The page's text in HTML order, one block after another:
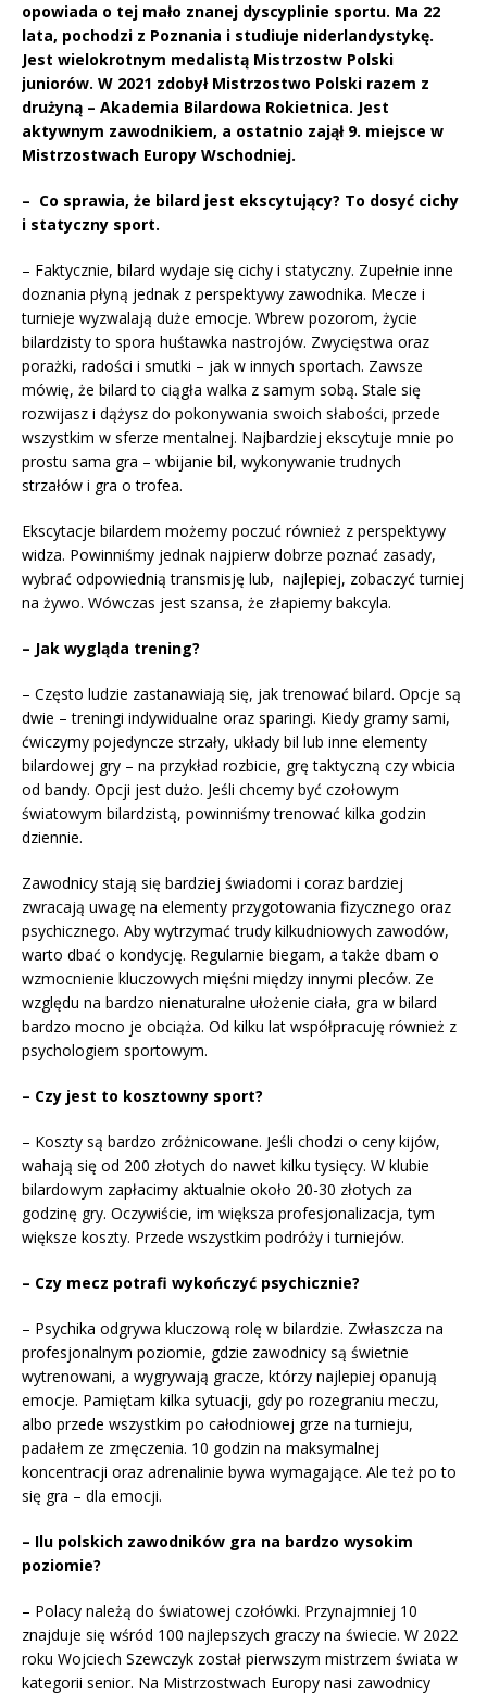
opowiada o tej mało znanej dyscyplinie sportu. Ma 22
lata, pochodzi z Poznania i studiuje niderlandystykę.
Jest wielokrotnym medalistą Mistrzostw Polski
juniorów. W 2021 zdobył Mistrzostwo Polski razem z
drużyną – Akademia Bilardowa Rokietnica. Jest
aktywnym zawodnikiem, a ostatnio zajął 9. miejsce w
Mistrzostwach Europy Wschodniej.
– Co sprawia, że bilard jest ekscytujący? To dosyć cichy
i statyczny sport.
– Faktycznie, bilard wydaje się cichy i statyczny. Zupełnie inne
doznania płyną jednak z perspektywy zawodnika. Mecze i
turnieje wyzwalają duże emocje. Wbrew pozorom, życie
bilardzisty to spora huśtawka nastrojów. Zwycięstwa oraz
porażki, radości i smutki – jak w innych sportach. Zawsze
mówię, że bilard to ciągła walka z samym sobą. Stale się
rozwijasz i dążysz do pokonywania swoich słabości, przede
wszystkim w sferze mentalnej. Najbardziej ekscytuje mnie po
prostu sama gra – wbijanie bil, wykonywanie trudnych
strzałów i gra o trofea.
Ekscytacje bilardem możemy poczuć również z perspektywy
widza. Powinniśmy jednak najpierw dobrze poznać zasady,
wybrać odpowiednią transmisję lub, najlepiej, zobaczyć turniej
na żywo. Wówczas jest szansa, że złapiemy bakcyla.
– Jak wygląda trening?
– Często ludzie zastanawiają się, jak trenować bilard. Opcje są
dwie – treningi indywidualne oraz sparingi. Kiedy gramy sami,
ćwiczymy pojedyncze strzały, układy bil lub inne elementy
bilardowej gry – na przykład rozbicie, grę taktyczną czy wbicia
od bandy. Opcji jest dużo. Jeśli chcemy być czołowym
światowym bilardzistą, powinniśmy trenować kilka godzin
dziennie.
Zawodnicy stają się bardziej świadomi i coraz bardziej
zwracają uwagę na elementy przygotowania fizycznego oraz
psychicznego. Aby wytrzymać trudy kilkudniowych zawodów,
warto dbać o kondycję. Regularnie biegam, a także dbam o
wzmocnienie kluczowych mięśni między innymi pleców. Ze
względu na bardzo nienaturalne ułożenie ciała, gra w bilard
bardzo mocno je obciąża. Od kilku lat współpracuję również z
psychologiem sportowym.
– Czy jest to kosztowny sport?
– Koszty są bardzo zróżnicowane. Jeśli chodzi o ceny kijów,
wahają się od 200 złotych do nawet kilku tysięcy. W klubie
bilardowym zapłacimy aktualnie około 20-30 złotych za
godzinę gry. Oczywiście, im większa profesjonalizacja, tym
większe koszty. Przede wszystkim podróży i turniejów.
– Czy mecz potrafi wykończyć psychicznie?
– Psychika odgrywa kluczową rolę w bilardzie. Zwłaszcza na
profesjonalnym poziomie, gdzie zawodnicy są świetnie
wytrenowani, a wygrywają gracze, którzy najlepiej opanują
emocje. Pamiętam kilka sytuacji, gdy po rozegraniu meczu,
albo przede wszystkim po całodniowej grze na turnieju,
padałem ze zmęczenia. 10 godzin na maksymalnej
koncentracji oraz adrenalinie bywa wymagające. Ale też po to
się gra – dla emocji.
– Ilu polskich zawodników gra na bardzo wysokim
poziomie?
– Polacy należą do światowej czołówki. Przynajmniej 10
znajduje się wśród 100 najlepszych graczy na świecie. W 2022
roku Wojciech Szewczyk został pierwszym mistrzem świata w
kategorii senior. Na Mistrzostwach Europy nasi zawodnicy